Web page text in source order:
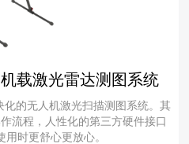
载激光雷达测图系统
化的无人机激光扫描测图系统。其
流程，人性化的第三方硬件接口
时更舒心更放心。